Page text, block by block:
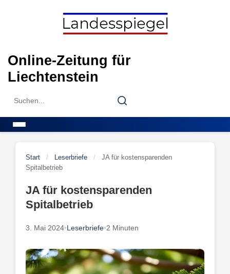
Online-Zeitung für
Liechtenstein
Search
Search
Start / Leserbriefe /
JA für kostensparenden
Spitalbetrieb
JA für kostensparenden
Spitalbetrieb
3. Mai 2024•Leserbriefe•2 Minuten